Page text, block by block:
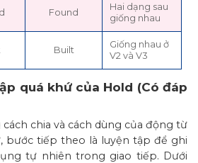
Found
Hai dạng sau
giống nhau
Built
Giống nhau ở
V2 và V3
quá khứ của Hold (Có đáp
chia và cách dùng của động từ
bước tiếp theo là luyện tập để ghi
tự nhiên trong giao tiếp. Dưới